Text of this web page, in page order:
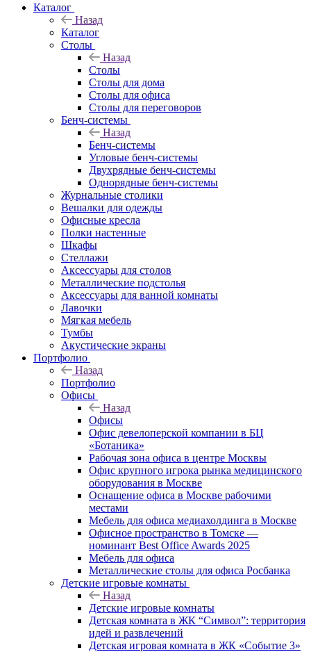
Каталог
Назад
Каталог
Столы
Назад
Столы
Столы для дома
Столы для офиса
Столы для переговоров
Бенч-системы
Назад
Бенч-системы
Угловые бенч-системы
Двухрядные бенч-системы
Однорядные бенч-системы
Журнальные столики
Вешалки для одежды
Офисные кресла
Полки настенные
Шкафы
Стеллажи
Аксессуары для столов
Металлические подстолья
Аксессуары для ванной комнаты
Лавочки
Мягкая мебель
Тумбы
Акустические экраны
Портфолио
Назад
Портфолио
Офисы
Назад
Офисы
Офис девелоперской компании в БЦ
«Ботаника»
Рабочая зона офиса в центре Москвы
Офис крупного игрока рынка медицинского
оборудования в Москве
Оснащение офиса в Москве рабочими
местами
Мебель для офиса медиахолдинга в Москве
Офисное пространство в Томске —
номинант Best Office Awards 2025
Мебель для офиса
Металлические столы для офиса Росбанка
Детские игровые комнаты
Назад
Детские игровые комнаты
Детская комната в ЖК “Символ”: территория
идей и развлечений
Детская игровая комната в ЖК «Событие 3»